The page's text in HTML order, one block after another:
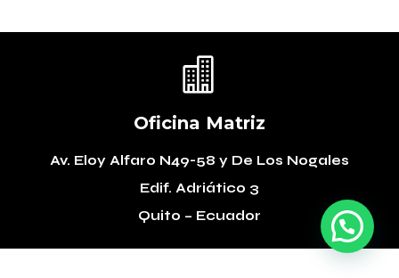

Oficina Matriz
Av. Eloy Alfaro N49-58 y De Los Nogales
Edif. Adriático 3
Quito – Ecuador